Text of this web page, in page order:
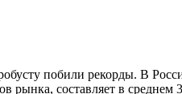
побили рекорды. В
рынка, составляет в